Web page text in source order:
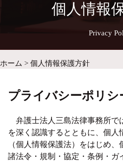
個人情報
Privacy
ホーム > 個人情報保護方針
プライバシーポリシ
弁護士法人三島法律事務所で
を深く認識するとともに、個人
（個人情報保護法）をはじめ
諸法令・規制・協定・条例・ガ